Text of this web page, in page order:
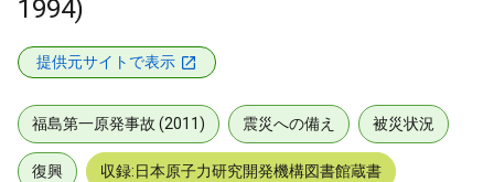
1994)
提供元サイトで表示
福島第一原発事故 (2011) 震災への備え 被災状況
復興 収録:日本原子力研究開発機構図書館蔵書